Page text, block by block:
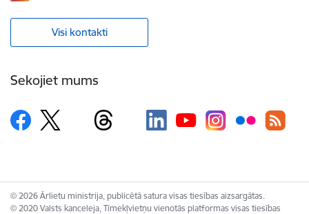
Visi kontakti
Sekojiet mums
© 2026 Ārlietu ministrija, publicētā satura visas tiesības aizsargātas.
© 2020 Valsts kanceleja, Tīmekļvietņu vienotās platformas visas tiesības